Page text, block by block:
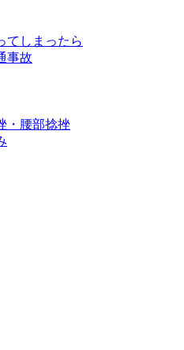
てしまったら
事故
・腰部捻挫